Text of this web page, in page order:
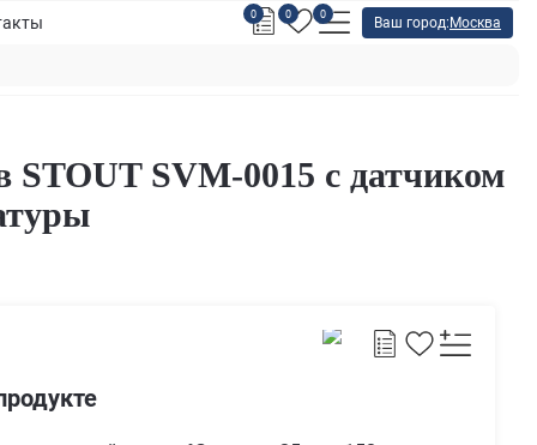
0 0 0
Ваш город: Москва
STOUT SVM-0015 с датчиком